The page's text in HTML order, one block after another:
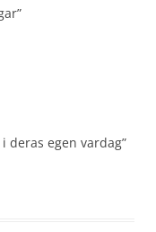
deras egen vardag”